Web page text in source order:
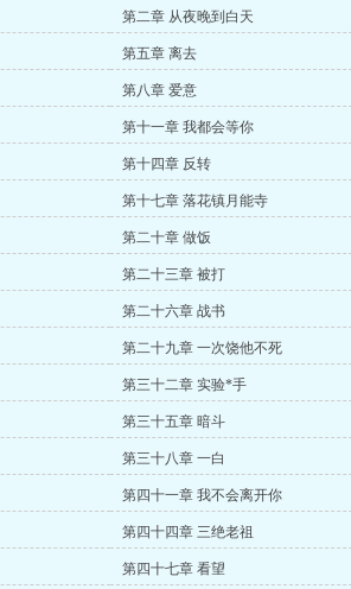
第二章 从夜晚到白天
第五章 离去
第八章 爱意
第十一章 我都会等你
第十四章 反转
第十七章 落花镇月能寺
第二十章 做饭
第二十三章 被打
第二十六章 战书
第二十九章 一次饶他不死
第三十二章 实验*手
第三十五章 暗斗
第三十八章 一白
第四十一章 我不会离开你
第四十四章 三绝老祖
第四十七章 看望